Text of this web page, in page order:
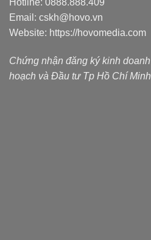
Email: cskh@hovo.vn
Website: https://hovomedia.com
Chứng nhận đăng ký kinh
hoạch và Đầu tư Tp Hồ Chí